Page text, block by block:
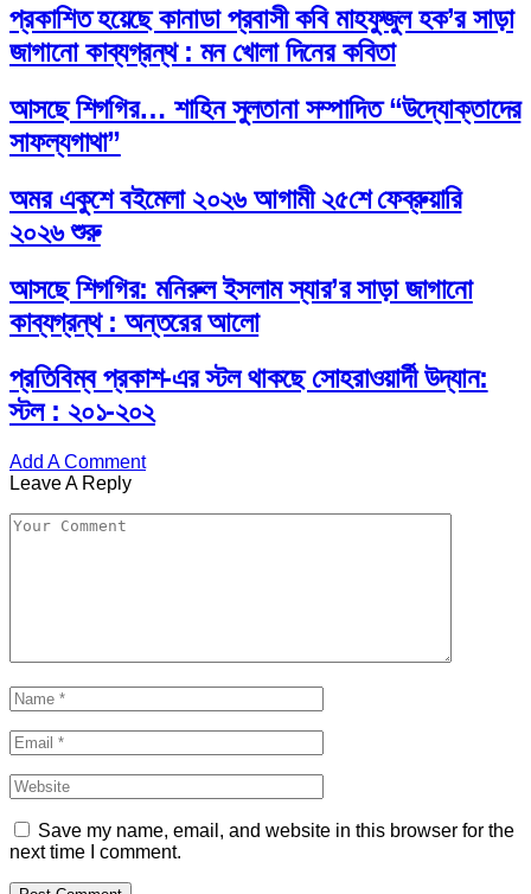
প্রকাশিত হয়েছে কানাডা প্রবাসী কবি মাহফুজুল হক’র সাড়া
জাগানো কাব্যগ্রন্থ : মন খোলা দিনের কবিতা
আসছে শিগগির… শাহিন সুলতানা সম্পাদিত “উদ্যোক্তাদের
সাফল্যগাথা”
অমর একুশে বইমেলা ২০২৬ আগামী ২৫শে ফেব্রুয়ারি
২০২৬ শুরু
আসছে শিগগির: মনিরুল ইসলাম স্যার’র সাড়া জাগানো
কাব্যগ্রন্থ : অন্তরের আলো
প্রতিবিম্ব প্রকাশ-এর স্টল থাকছে সোহরাওয়ার্দী উদ্যান:
স্টল : ২০১-২০২
Add A Comment
Leave A Reply
Save my name, email, and website in this browser for the
next time I comment.